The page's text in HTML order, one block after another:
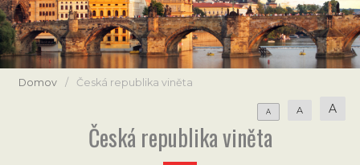
Domov / Česká republika viněta
A A A
Česká republika viněta